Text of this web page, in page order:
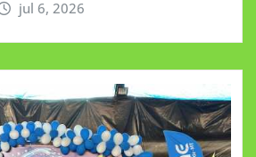
jul 6, 2026